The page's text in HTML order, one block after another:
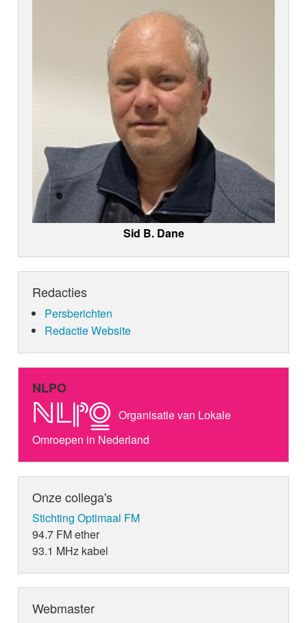
Sid B. Dane
Redacties
Persberichten
Redactie Website
NLPO
Organisatie van Lokale
Omroepen in Nederland
Onze collega's
Stichting Optimaal FM
94.7 FM ether
93.1 MHz kabel
Webmaster